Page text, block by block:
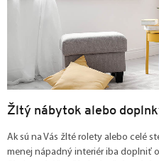
Žltý nábytok alebo
Ak sú na Vás žlté rolety alebo celé
menej nápadný interiér iba doplniť